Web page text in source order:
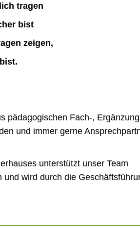
tragen
bist
zeigen,
pädagogischen Fach-,
und immer gerne
unterstützt unser Team
wird durch die